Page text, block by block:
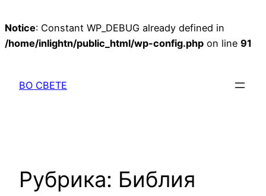
Notice: Constant WP_DEBUG already defined in
/home/inlightn/public_html/wp-config.php on line 91
содержимому
ВО СВЕТЕ
Рубрика: Библия